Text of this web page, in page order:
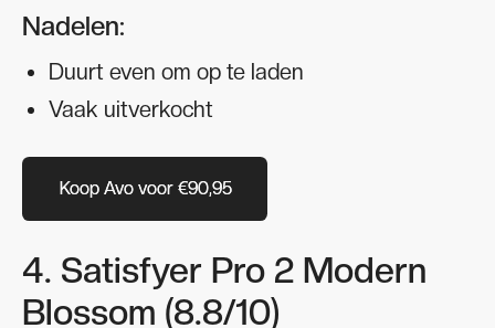
Nadelen:
Duurt even om op te laden
Vaak uitverkocht
Koop Avo voor €90,95
Koop Avo voor €90,95
4. Satisfyer Pro 2 Modern
Blossom (8.8/10)